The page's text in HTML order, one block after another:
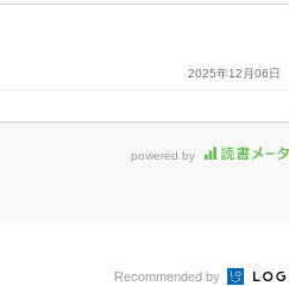
2025年12月06日
powered by
Recommended by